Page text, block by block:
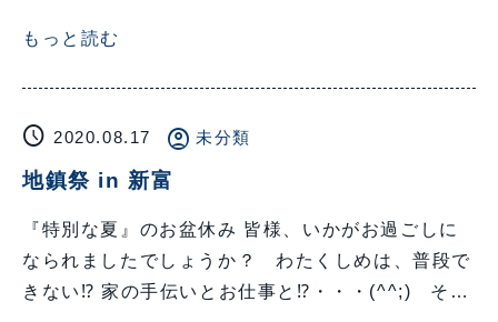
もっと読む
schedule 2020.08.17 account_circle 未分類
地鎮祭 in 新富
『特別な夏』のお盆休み 皆様、いかがお過ごしに
なられましたでしょうか？ わたくしめは、普段で
きない⁉ 家の手伝いとお仕事と⁉・・・(^^;) そ…